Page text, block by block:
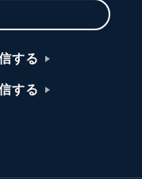
する
する